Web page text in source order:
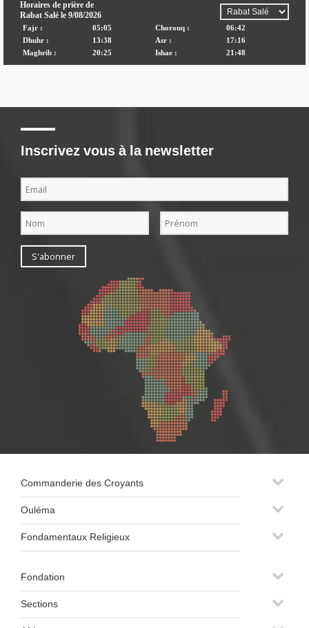
Inscrivez vous à la newsletter
Commanderie des Croyants
Ouléma
Fondamentaux Religieux
Fondation
Sections